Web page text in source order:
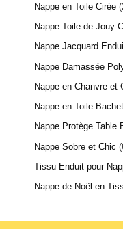
Nappe en Toile Cirée
Nappe Toile de Jouy
Nappe Jacquard
Nappe Damassée
Nappe en Chanvre et
Nappe en Toile
Nappe Protège Table
Nappe Sobre et Chic
Tissu Enduit pour
Nappe de Noël en